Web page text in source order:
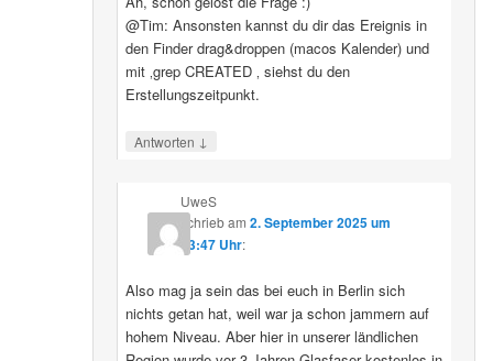
@Tim: Ansonsten kannst du dir das Ereignis in
den Finder drag&droppen (macos Kalender) und
mit ‚grep CREATED ‚ siehst du den
Erstellungszeitpunkt.
Antworten ↓
UweS
schriebam 2. September 2025 um
13:47 Uhr:
Also mag ja sein das bei euch in Berlin sich
nichts getan hat, weil war ja schon jammern auf
hohem Niveau. Aber hier in unserer ländlichen